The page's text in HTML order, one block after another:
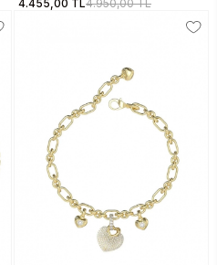
4.455,00 TL4.950,00 TL